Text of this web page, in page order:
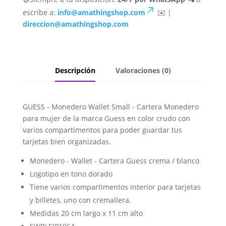
escribe a: info@amathingshop.com
✉️ |
direccion@amathingshop.com
Descripción Valoraciones (0)
GUESS - Monedero Wallet Small - Cartera Monedero
para mujer de la marca Guess en color crudo con
varios compartimentos para poder guardar tus
tarjetas bien organizadas.
Monedero - Wallet - Cartera Guess crema / blanco
Logotipo en tono dorado
Tiene varios compartimentos interior para tarjetas
y billetes, uno con cremallera.
Medidas 20 cm largo x 11 cm alto